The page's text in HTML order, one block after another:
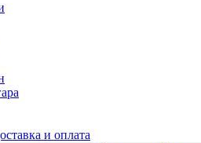
и оплата